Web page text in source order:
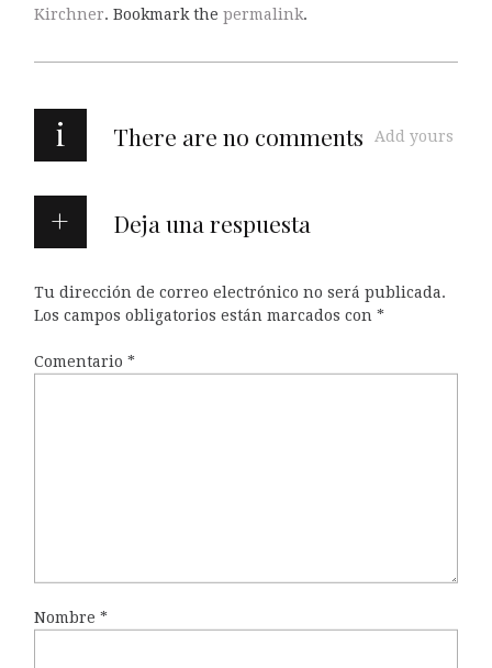
Kirchner. Bookmark the permalink.
i There are no comments Add yours
Deja una respuesta
Tu dirección de correo electrónico no será publicada.
Los campos obligatorios están marcados con *
Comentario *
Nombre *